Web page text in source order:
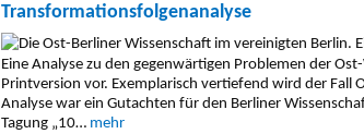
Transformationsfolgenanalyse
Eine Analyse zu den gegenwärtigen Problemen der
Printversion vor. Exemplarisch vertiefend wird der Fall
Analyse war ein Gutachten für den Berliner
Tagung „10… mehr